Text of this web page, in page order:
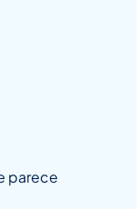
parece